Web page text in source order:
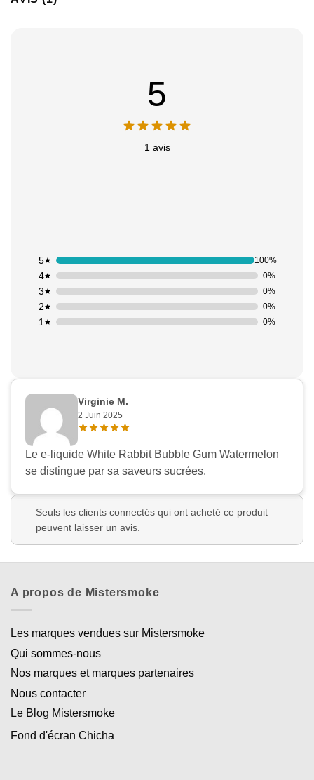
5
1 avis
1 0%
2 0%
3 0%
4 0%
5 100%
Virginie M.
2 Juin 2025
Le e-liquide White Rabbit Bubble Gum Watermelon
se distingue par sa saveurs sucrées.
Seuls les clients connectés qui ont acheté ce produit
peuvent laisser un avis.
A propos de Mistersmoke
Les marques vendues sur Mistersmoke
Qui sommes-nous
Nos marques et marques partenaires
Nous contacter
Le Blog Mistersmoke
Fond d'écran Chicha